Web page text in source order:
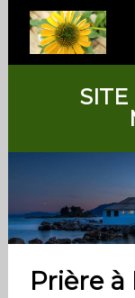
SITE
Prière à